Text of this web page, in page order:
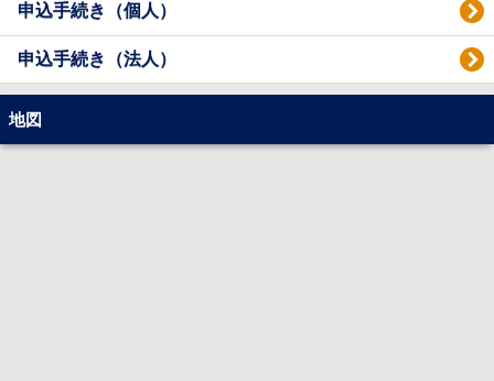
申込手続き（個人）
申込手続き（法人）
地図